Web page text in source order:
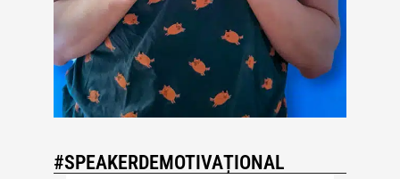
#SPEAKERDEMOTIVAȚIONAL